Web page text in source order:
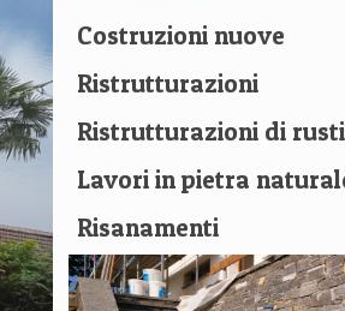
Costruzioni nuove
Ristrutturazioni
Ristrutturazioni di
Lavori in pietra
Risanamenti